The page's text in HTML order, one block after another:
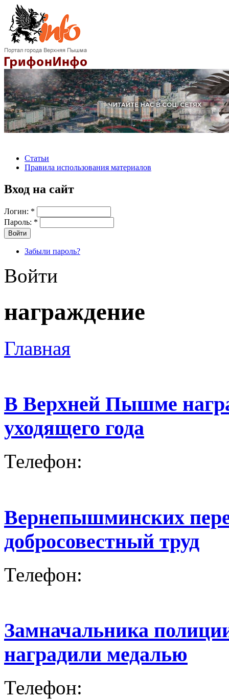
Статьи
Правила использования материалов
Вход на сайт
Логин: *
Пароль: *
Забыли пароль?
Войти
награждение
Главная
В Верхней Пышме
уходящего года
Телефон:
Вернепышминских
добросовестный труд
Телефон:
Замначальника
наградили медалью
Телефон: